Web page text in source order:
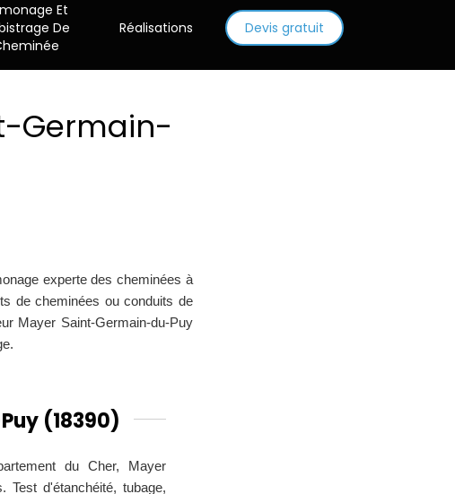
Et
De
Réalisations Devis gratuit
Germain-
experte des cheminées à
de cheminées ou conduits de
Mayer Saint-Germain-du-Puy
(18390)
du Cher, Mayer
Test d'étanchéité, tubage,